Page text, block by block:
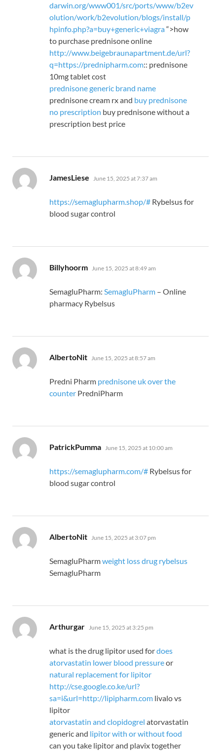
darwin.org/www001/src/ports/www/b2ev
olution/work/b2evolution/blogs/install/p
hpinfo.php?a=buy+generic+viagra“>how
to purchase prednisone online
http://www.beigebraunapartment.de/url?
q=https://prednipharm.com:: prednisone
10mg tablet cost
prednisone generic brand name
prednisone cream rx and buy prednisone
no prescription buy prednisone without a
prescription best price
JamesLiese says:
June 15, 2025 at 7:37 am
https://semaglupharm.shop/# Rybelsus for
blood sugar control
Billyhoorm says:
June 15, 2025 at 8:49 am
SemagluPharm: SemagluPharm – Online
pharmacy Rybelsus
AlbertoNit says:
June 15, 2025 at 8:57 am
Predni Pharm prednisone uk over the
counter PredniPharm
PatrickPumma says:
June 15, 2025 at 10:00 am
https://semaglupharm.com/# Rybelsus for
blood sugar control
AlbertoNit says:
June 15, 2025 at 3:07 pm
SemagluPharmweight loss drug rybelsus
SemagluPharm
Arthurgar says:
June 15, 2025 at 3:25 pm
what is the drug lipitor used fordoes
atorvastatin lower blood pressureor
natural replacement for lipitor
http://cse.google.co.ke/url?
sa=i&url=http://lipipharm.com livalo vs
lipitor
atorvastatin and clopidogrel atorvastatin
generic and lipitor with or without food
can you take lipitor and plavix together